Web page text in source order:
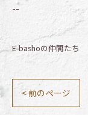
--
E-bashoの仲間たち
< 前のページ